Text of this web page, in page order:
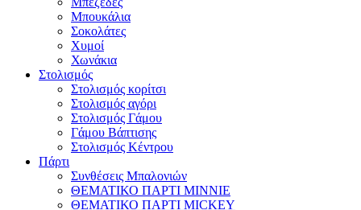
Μπουκάλια
Σοκολάτες
Χυμοί
Χωνάκια
Στολισμός
Στολισμός κορίτσι
Στολισμός αγόρι
Στολισμός Γάμου
Γάμου Βάπτισης
Στολισμός Κέντρου
Πάρτι
Συνθέσεις Μπαλονιών
ΘΕΜΑΤΙΚΟ ΠΑΡΤΙ ΜΙΝΝΙΕ
ΘΕΜΑΤΙΚΟ ΠΑΡΤΙ MICKEY